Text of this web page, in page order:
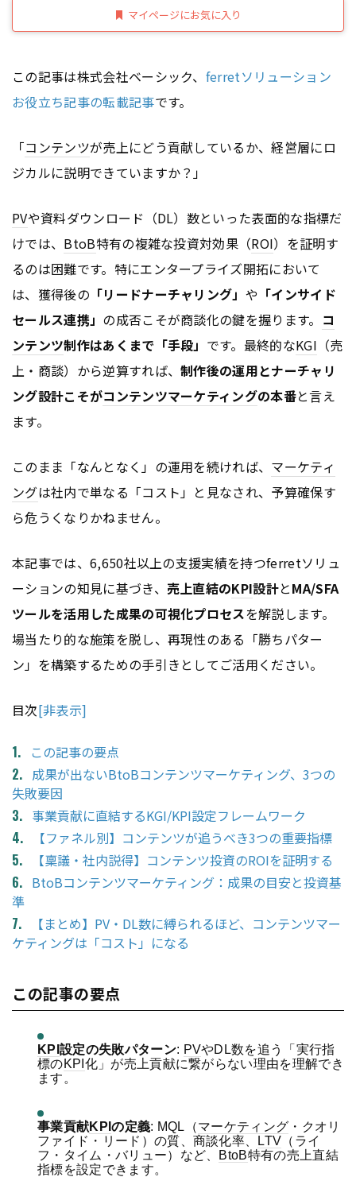
マイページにお気に入り
この記事は株式会社ベーシック、 ferretソリューション
お役立ち記事の転載記事です。
「コンテンツが売上にどう貢献しているか、経営層にロ
ジカルに説明できていますか？」
PVや資料ダウンロード（DL）数といった表面的な指標だ
けでは、 BtoB特有の複雑な投資対効果（ROI）を証明す
るのは困難です。特にエンタープライズ開拓において
は、獲得後の 「リードナーチャリング」 や 「インサイド
セールス連携」 の成否こそが商談化の鍵を握ります。 コ
ンテンツ制作はあくまで「手段」 です。最終的なKGI （売
上・商談）から逆算すれば、制作後の運用とナーチャリ
ング設計こそがコンテンツマーケティングの本番と言え
ます。
このまま「なんとなく」の運用を続ければ、 マーケティ
ングは社内で単なる「コスト」と見なされ、予算確保す
ら危うくなりかねません。
本記事では、6,650社以上の支援実績を持つferretソリュ
ーションの知見に基づき、 売上直結のKPI設計とMA/SFA
ツールを活用した成果の可視化プロセスを解説します。
場当たり的な施策を脱し、再現性のある「勝ちパター
ン」を構築するための手引きとしてご活用ください。
目次[非表示]
この記事の要点
成果が出ないBtoBコンテンツマーケティング、3つの
失敗要因
事業貢献に直結するKGI/KPI設定フレームワーク
【ファネル別】コンテンツが追うべき3つの重要指標
【稟議・社内説得】コンテンツ投資のROIを証明する
BtoBコンテンツマーケティング：成果の目安と投資基
準
【まとめ】PV・DL数に縛られるほど、コンテンツマー
ケティングは「コスト」になる
この記事の要点
KPI 設定の失敗パターン: PVやDL数を追う「実行指
標のKPI 化」が売上貢献に繋がらない理由を理解でき
ます。
事業貢献KPIの定義: MQL（マーケティング ・クオリ
ファイド・リード）の質、商談化率、
LTV （ライ
フ・タイム・バリュー）など、 BtoB特有の売上直結
指標を設定できます。